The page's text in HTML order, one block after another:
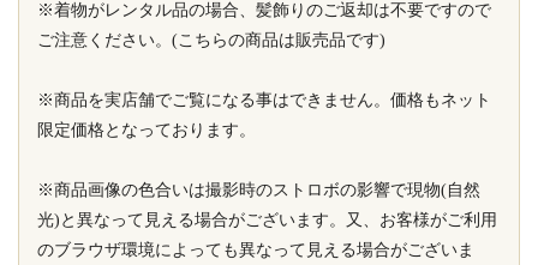
※着物がレンタル品の場合、髪飾りのご返却は不要ですので
ご注意ください。(こちらの商品は販売品です)
※商品を実店舗でご覧になる事はできません。価格もネット
限定価格となっております。
※商品画像の色合いは撮影時のストロボの影響で現物(自然
光)と異なって見える場合がございます。又、お客様がご利用
のブラウザ環境によっても異なって見える場合がございま